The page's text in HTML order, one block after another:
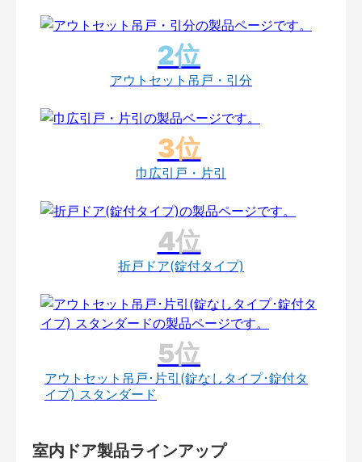
アウトセット吊戸・引分
巾広引戸・片引
折戸ドア(錠付タイプ)
アウトセット吊戸･片引(錠なしタイプ･錠付タ
イプ) スタンダード
室内ドア製品ラインアップ